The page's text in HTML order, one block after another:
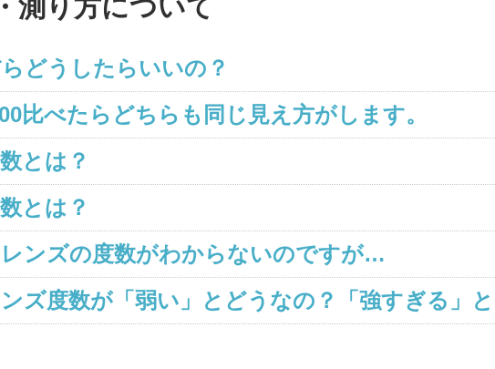
測り方について
どうしたらいいの？
比べたらどちらも同じ見え方がします。
とは？
とは？
ンズの度数がわからないのですが…
ズ度数が「弱い」とどうなの？「強すぎる」